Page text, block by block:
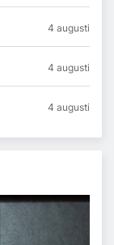
4 augusti
4 augusti
4 augusti